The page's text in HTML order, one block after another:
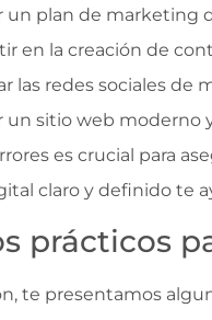
un plan de marketing
en la creación de
las redes sociales de
un sitio web moderno
es crucial para
claro y definido te
prácticos
te presentamos